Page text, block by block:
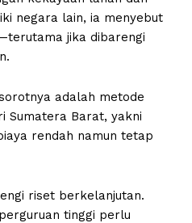
negara lain, ia menyebut
jika dibarengi
adalah metode
Sumatera Barat, yakni
rendah namun tetap
riset berkelanjutan.
tinggi perlu